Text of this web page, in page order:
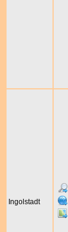
Ingolstadt